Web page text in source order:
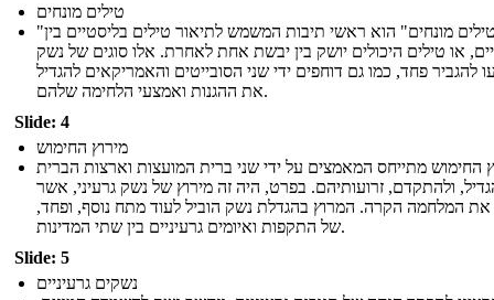
טילים מונחים
"טילים מונחים" הוא ראשי תיבות המשמש לתיאור טילים בליסטיים בין
או טילים היכולים יושק בין יבשת אחת לאחרת. אלו סוגים של נשק
להגביר פחד, כמו גם דוחפים ידי שני הסובייטים והאמריקאים להגדיל
את ההגנות ואמצעי הלחימה שלהם.
Slide: 4
מירוץ החימוש
החימוש מתייחס המאמצים על ידי שני ברית המועצות וארצות הברית
ולהתקדם, זרועותיהם. בפרט, היה זה מירוץ של נשק גרעיני, אשר
את המלחמה הקרה. המרוץ בהגדלת נשק הוביל לעוד מתח נוסף, ופחד,
של התקפות ואיומים גרעיניים בין שתי המדינות.
Slide: 5
נשקים גרעיניים